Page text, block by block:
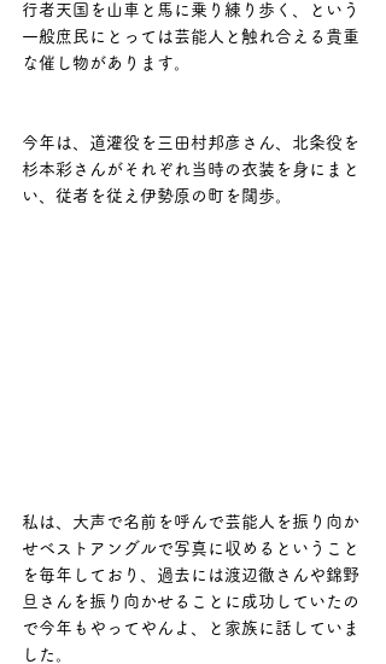
行者天国を山車と馬に乗り練り歩く、という
一般庶民にとっては芸能人と触れ合える貴重
な催し物があります。
今年は、道灌役を三田村邦彦さん、北条役を
杉本彩さんがそれぞれ当時の衣装を身にまと
い、従者を従え伊勢原の町を闊歩。
私は、大声で名前を呼んで芸能人を振り向か
せベストアングルで写真に収めるということ
を毎年しており、過去には渡辺徹さんや錦野
旦さんを振り向かせることに成功していたの
で今年もやってやんよ、と家族に話していま
した。